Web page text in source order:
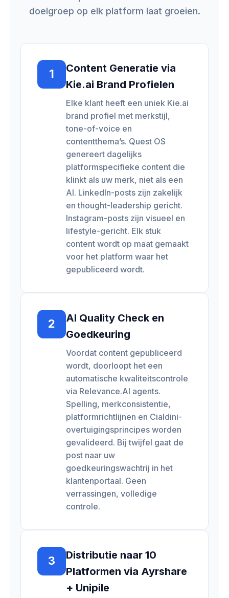
doelgroep op elk platform laat groeien.
1
Content Generatie via
Kie.ai Brand Profielen
Elke klant heeft een uniek Kie.ai
brand profiel met merkstijl,
tone-of-voice en
contentthema’s. Quest OS
genereert dagelijks
platformspecifieke content die
klinkt als uw merk, niet als een
AI. LinkedIn-posts zijn zakelijk
en thought-leadership gericht.
Instagram-posts zijn visueel en
lifestyle-gericht. Elk stuk
content wordt op maat gemaakt
voor het platform waar het
gepubliceerd wordt.
2
AI Quality Check en
Goedkeuring
Voordat content gepubliceerd
wordt, doorloopt het een
automatische kwaliteitscontrole
via Relevance.AI agents.
Spelling, merkconsistentie,
platformrichtlijnen en Cialdini-
overtuigingsprincipes worden
gevalideerd. Bij twijfel gaat de
post naar uw
goedkeuringswachtrij in het
klantenportaal. Geen
verrassingen, volledige
controle.
3
Distributie naar 10
Platformen via Ayrshare
+ Unipile